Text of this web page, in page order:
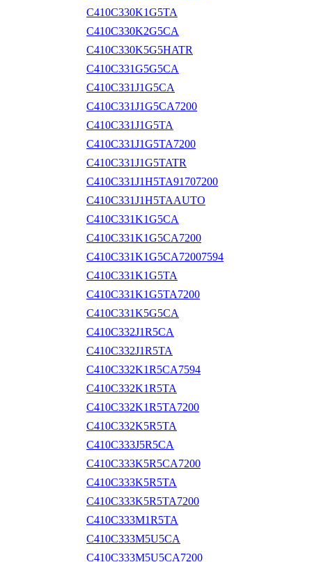
C410C330K1G5TA
C410C330K2G5CA
C410C330K5G5HATR
C410C331G5G5CA
C410C331J1G5CA
C410C331J1G5CA7200
C410C331J1G5TA
C410C331J1G5TA7200
C410C331J1G5TATR
C410C331J1H5TA91707200
C410C331J1H5TAAUTO
C410C331K1G5CA
C410C331K1G5CA7200
C410C331K1G5CA72007594
C410C331K1G5TA
C410C331K1G5TA7200
C410C331K5G5CA
C410C332J1R5CA
C410C332J1R5TA
C410C332K1R5CA7594
C410C332K1R5TA
C410C332K1R5TA7200
C410C332K5R5TA
C410C333J5R5CA
C410C333K5R5CA7200
C410C333K5R5TA
C410C333K5R5TA7200
C410C333M1R5TA
C410C333M5U5CA
C410C333M5U5CA7200